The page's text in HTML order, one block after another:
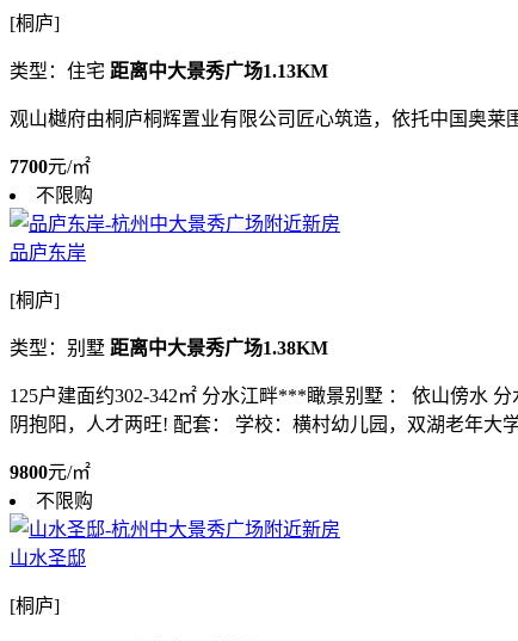
[桐庐]
类型：住宅 距离中大景秀广场1.13KM
观山樾府由桐庐桐辉置业有限公司匠心筑造，依托中国奥
7700元/㎡
不限购
品庐东岸
[桐庐]
类型：别墅 距离中大景秀广场1.38KM
125户建面约302-342㎡ 分水江畔***瞰景别墅 ： 依山傍水
阴抱阳，人才两旺! 配套： 学校：横村幼儿园，双湖老年大
9800元/㎡
不限购
山水圣邸
[桐庐]